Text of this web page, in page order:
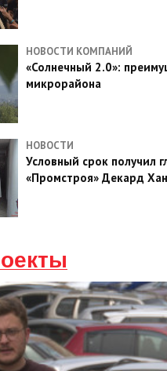
НОВОСТИ КОМПАНИЙ
«Солнечный 2.0»:
микрорайона
НОВОСТИ
Условный срок получил
«Промстроя» Декард